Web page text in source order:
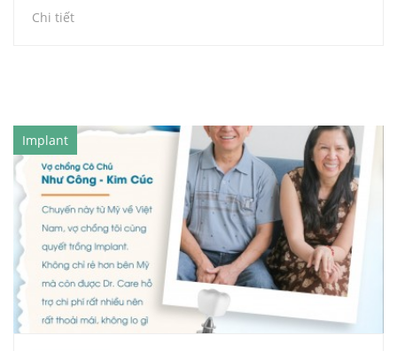
suất lý tưởng nhất đối với người có sức khỏe răng miệng
và mất răng vĩnh viễn ở tuổi trung niên.
Chi tiết
Implant